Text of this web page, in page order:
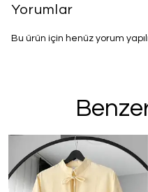
Yorumlar
Bu ürün için henüz yorum